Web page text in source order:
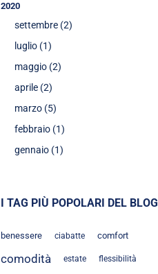
2020
settembre (2)
luglio (1)
maggio (2)
aprile (2)
marzo (5)
febbraio (1)
gennaio (1)
I TAG PIÙ POPOLARI DEL BLOG
benessere ciabatte comfort
comodità estate flessibilità